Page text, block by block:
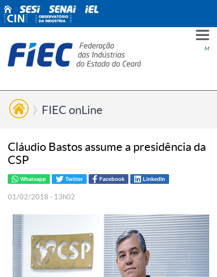
Menu
VOCÊ
ESG
NÓS
FIEC onLine
Cláudio Bastos assume a presidência da
CSP
Whatsapp Twitter Facebook LinkedIn
01/02/2018 - 13h02